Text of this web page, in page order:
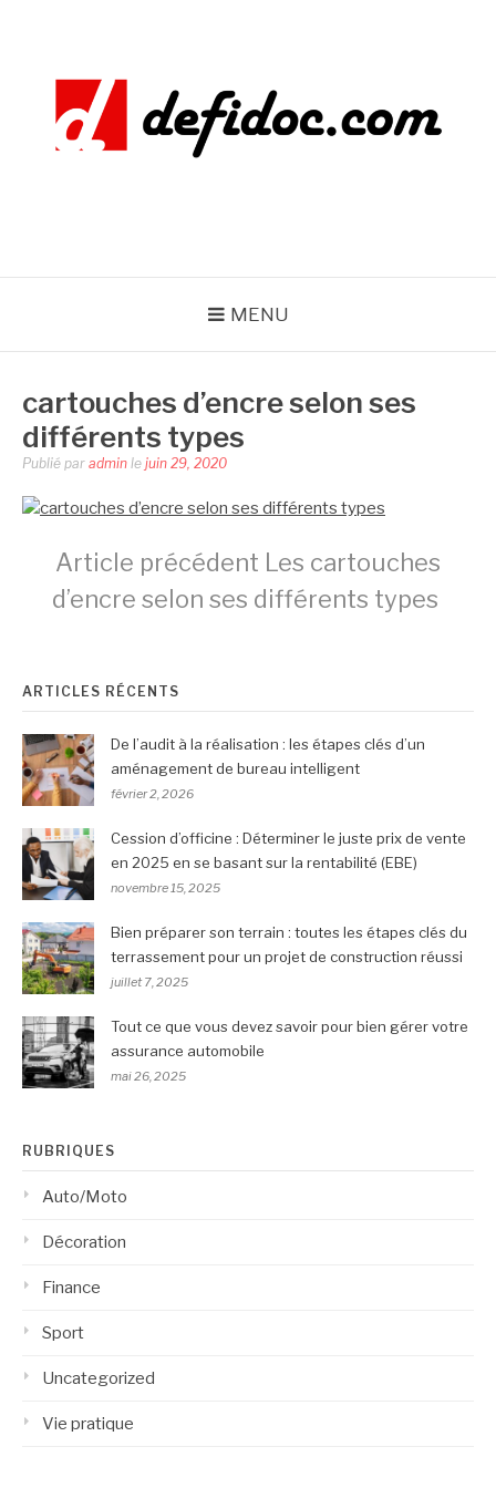
MENU
cartouches d’encre selon ses
différents types
Publié par admin le juin 29, 2020
Lire
suite
Article précédent Les cartouches
d’encre selon ses différents types
ARTICLES RÉCENTS
De l’audit à la réalisation : les étapes clés d’un
aménagement de bureau intelligent
février 2, 2026
Cession d’officine : Déterminer le juste prix de vente
en 2025 en se basant sur la rentabilité (EBE)
novembre 15, 2025
Bien préparer son terrain : toutes les étapes clés du
terrassement pour un projet de construction réussi
juillet 7, 2025
Tout ce que vous devez savoir pour bien gérer votre
assurance automobile
mai 26, 2025
RUBRIQUES
Auto/Moto
Décoration
Finance
Sport
Uncategorized
Vie pratique